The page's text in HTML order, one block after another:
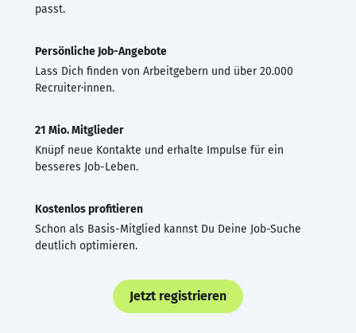
passt.
Persönliche Job-Angebote
Lass Dich finden von Arbeitgebern und über 20.000
Recruiter·innen.
21 Mio. Mitglieder
Knüpf neue Kontakte und erhalte Impulse für ein
besseres Job-Leben.
Kostenlos profitieren
Schon als Basis-Mitglied kannst Du Deine Job-Suche
deutlich optimieren.
Jetzt registrieren